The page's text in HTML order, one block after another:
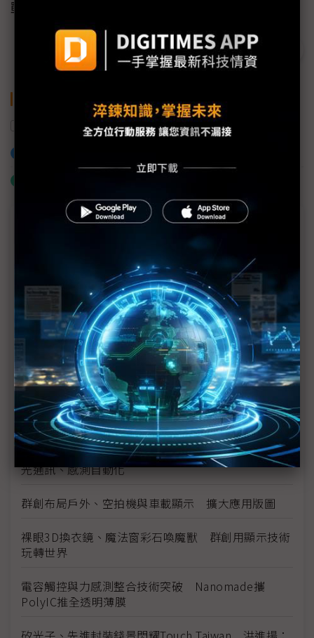
戰場。
先進封裝 東捷
商情專輯－2026 Touch Taiwan
永光聚焦面板級封裝與顯示技術化學品創新 貼緊AI發
G2C+聯盟增東捷夥伴 Touch TW志聖展出De-
Warpage Oven新設備
Aledia發布FlexiNOVA 9V—全球首款9伏特操作Micro
LED
Nanomade量子穿隧感測技術亮相Touch Taiwan
NB、穿戴裝置都可應用
從單一元件競爭向系統整合 富采Touch Taiwan聚焦
光通訊、感測自動化
群創布局戶外、空拍機與車載顯示 擴大應用版圖
裸眼3D換衣鏡、魔法窗彩石喚魔獸 群創用顯示技術
玩轉世界
電容觸控與力感測整合技術突破 Nanomade攜
PolyIC推全透明薄膜